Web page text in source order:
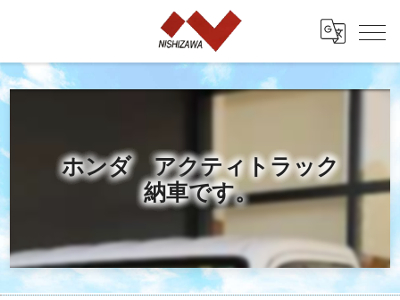
ホンダ アクティトラック
納車です。